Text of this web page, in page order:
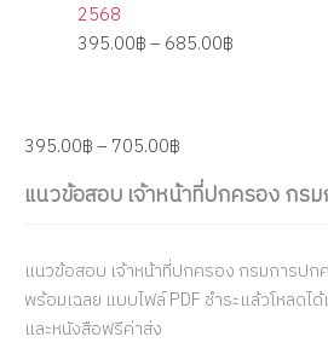
2568
395.00฿– 685.00฿
395.00฿– 705.00฿
แนวข้อสอบ เจ้าหน้าที่ปกครอง กร
แนวข้อสอบ เจ้าหน้าที่ปกครอง กรมการป
พร้อมเฉลย แบบไฟล์ PDF ชำระแล้วโหลดไ
และหนังสือฟรีค่าส่ง